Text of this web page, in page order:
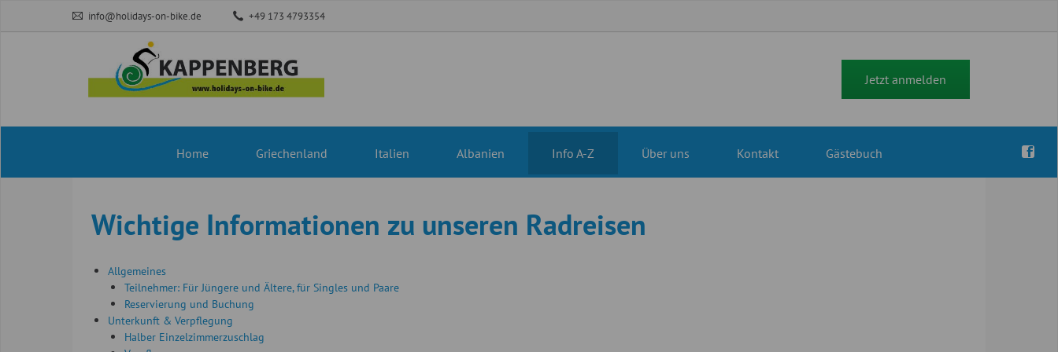
info@holidays-on-bike.de +49 173 4793354
Jetzt anmelden
Home Griechenland Italien Albanien Info A-Z Über uns Kontakt Gästebuch
Wichtige Informationen zu unseren Radreisen
Allgemeines
Teilnehmer: Für Jüngere und Ältere, für Singles und Paare
Reservierung und Buchung
Unterkunft & Verpflegung
Halber Einzelzimmerzuschlag